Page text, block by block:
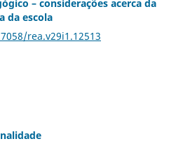
– considerações acerca da
da escola
rea.v29i1.12513